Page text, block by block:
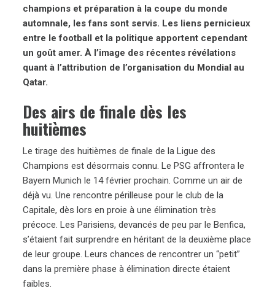
champions et préparation à la coupe du monde
automnale, les fans sont servis. Les liens pernicieux
entre le football et la politique apportent cependant
un goût amer. À l’image des récentes révélations
quant à l’attribution de l’organisation du Mondial au
Qatar.
Des airs de finale dès les
huitièmes
Le tirage des huitièmes de finale de la Ligue des
Champions est désormais connu. Le PSG affrontera le
Bayern Munich le 14 février prochain. Comme un air de
déjà vu. Une rencontre périlleuse pour le club de la
Capitale, dès lors en proie à une élimination très
précoce. Les Parisiens, devancés de peu par le Benfica,
s’étaient fait surprendre en héritant de la deuxième place
de leur groupe. Leurs chances de rencontrer un “petit”
dans la première phase à élimination directe étaient
faibles.